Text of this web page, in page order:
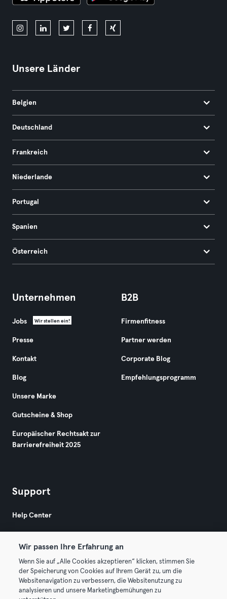
Unsere Länder
Belgien
Deutschland
Frankreich
Niederlande
Portugal
Spanien
Österreich
Unternehmen
Jobs Wir stellen ein!
Presse
Kontakt
Blog
Unsere Marke
Gutscheine & Shop
Europäischer Rechtsakt zur
Barrierefreiheit 2025
B2B
Firmenfitness
Partner werden
Corporate Blog
Empfehlungsprogramm
Support
Help Center
© 2026 Urban Sports Group GmbH. All rights reserved.
Wir passen Ihre Erfahrung an
Wenn Sie auf „Alle Cookies akzeptieren“ klicken, stimmen Sie
der Speicherung von Cookies auf Ihrem Gerät zu, um die
Websitenavigation zu verbessern, die Websitenutzung zu
analysieren und unsere Marketingbemühungen zu